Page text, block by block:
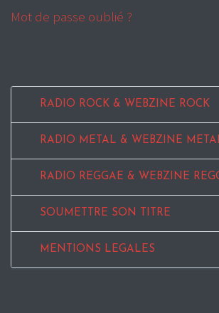
Mot de passe oublié ?
RADIO ROCK & WEBZINE ROCK
RADIO METAL & WEBZINE
RADIO REGGAE & WEBZINE
SOUMETTRE SON TITRE
MENTIONS LEGALES